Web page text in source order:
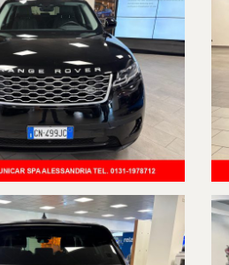
LAND ROVER , RICEVUTE